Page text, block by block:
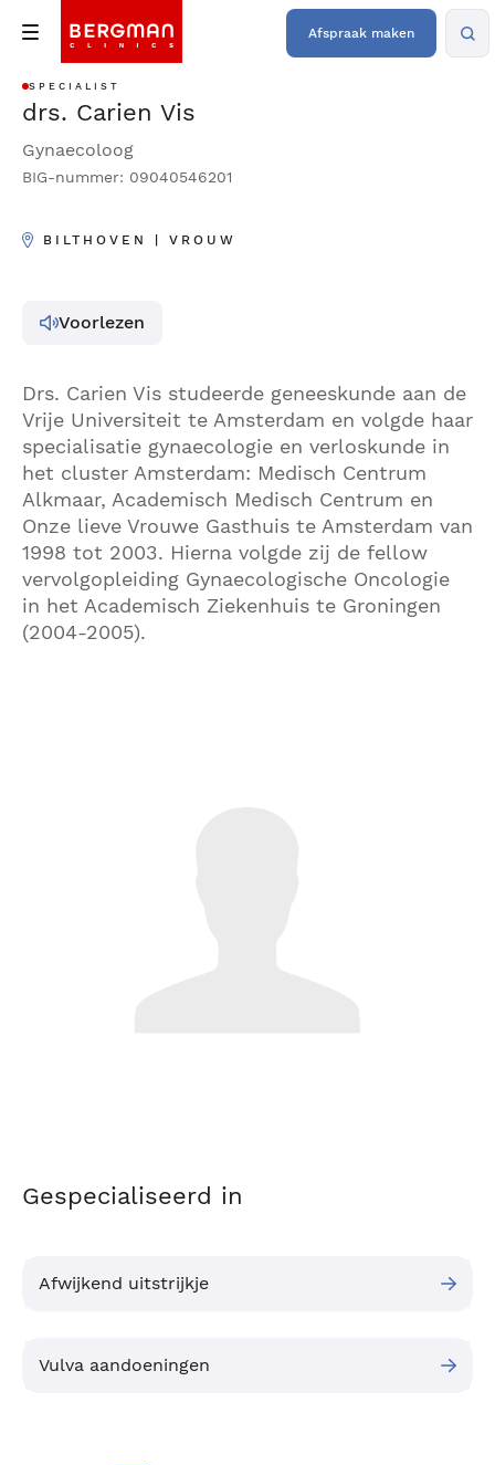
Afspraak maken
SPECIALIST
drs. Carien Vis
Gynaecoloog
BIG-nummer: 09040546201
BILTHOVEN | VROUW
Voorlezen
Drs. Carien Vis studeerde geneeskunde aan de
Vrije Universiteit te Amsterdam en volgde haar
specialisatie gynaecologie en verloskunde in
het cluster Amsterdam: Medisch Centrum
Alkmaar, Academisch Medisch Centrum en
Onze lieve Vrouwe Gasthuis te Amsterdam van
1998 tot 2003. Hierna volgde zij de fellow
vervolgopleiding Gynaecologische Oncologie
in het Academisch Ziekenhuis te Groningen
(2004-2005).
Gespecialiseerd in
Afwijkend uitstrijkje
Vulva aandoeningen